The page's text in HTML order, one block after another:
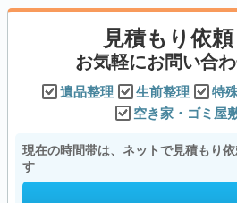
見積もり依
お気軽にお問い合
遺品整理 生前整理 特
空き家・ゴミ屋
現在の時間帯は、ネットで見積もり
す